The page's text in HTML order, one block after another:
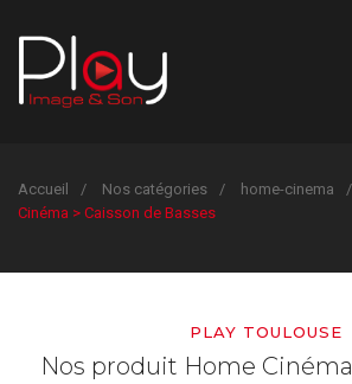
Accueil Nos catégories home-cinema
Cinéma > Caisson de Basses
PLAY TOULOUSE
Nos produit Home Cinéma